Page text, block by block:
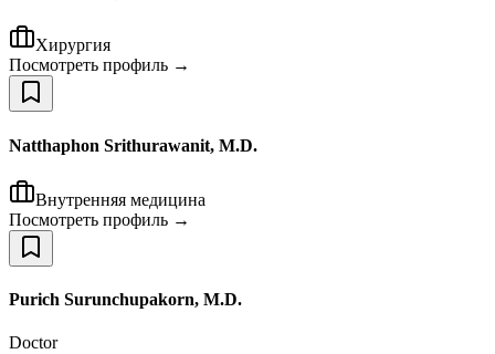
Хирургия
Посмотреть профиль →
Natthaphon Srithurawanit, M.D.
Внутренняя медицина
Посмотреть профиль →
Purich Surunchupakorn, M.D.
Doctor